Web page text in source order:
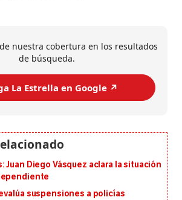
nuestra cobertura en los resultados
de búsqueda.
La Estrella en Google ↗️
Juan Diego Vásquez aclara la situación
suspensiones a policías